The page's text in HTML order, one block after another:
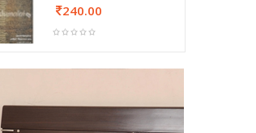
240.00